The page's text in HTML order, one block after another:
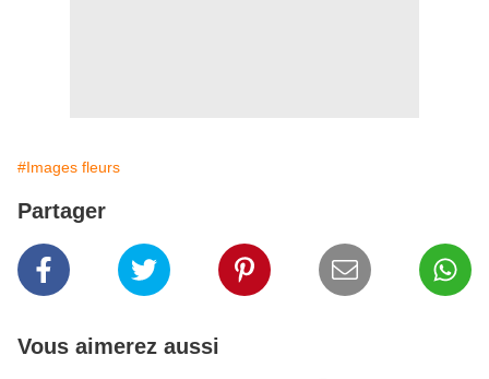
#Images fleurs
Partager
Vous aimerez aussi